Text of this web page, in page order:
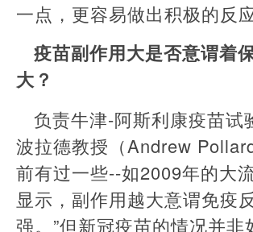
一点，更容易做出积极的反应
疫苗副作用大是否意谓着
大？
负责牛津-阿斯利康疫苗试
波拉德教授（Andrew
前有过一些--如2009年的大
显示，副作用越大意谓免疫
强。”但新冠疫苗的情况并非